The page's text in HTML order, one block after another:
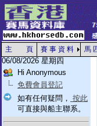
主 頁 賽 事 資 料 馬
06/08/2026 星期四
Hi Anonymous
免費會員登記
如有任何疑問， 按此
可直接與船主聯系。